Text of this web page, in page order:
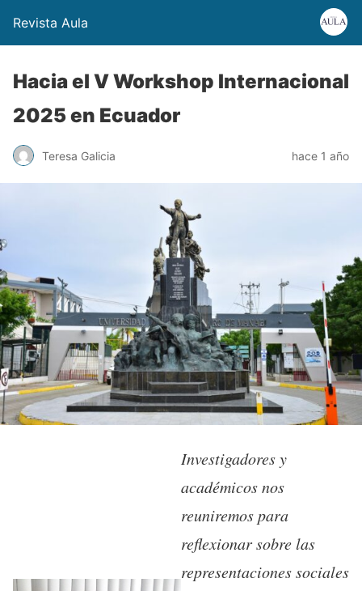
Revista Aula
Hacia el V Workshop Internacional
2025 en Ecuador
Teresa Galicia hace 1 año
Investigadores y
académicos nos
reuniremos para
reflexionar sobre las
representaciones sociales